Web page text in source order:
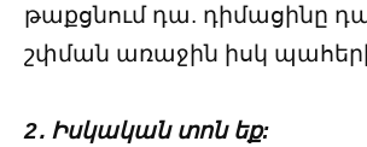
թաքցնում դա. դիմացինը դա
շփման առաջին իսկ
2․ Իսկական տոն եք: